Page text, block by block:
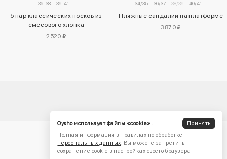
36-38 39-41
5 пар классических носков из
смесового хлопка
2520 ₽
34/35 36/37 38/39 40/41
Пляжные сандалии на платформе
3870 ₽
Oysho использует файлы «cookie».
Принять
Полная информация в правилах по обработке
персональных данных. Вы можете запретить
сохранение cookie в настройках своего браузера